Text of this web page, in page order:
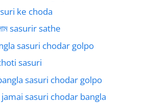
ke choda
sasurir sathe
bangla sasuri chodar golpo
choti sasuri
bangla sasuri chodar golpo
jamai sasuri chodar bangla